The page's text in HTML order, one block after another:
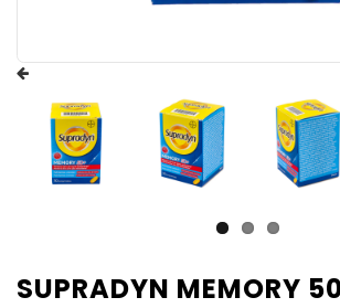
SUPRADYN MEMORY